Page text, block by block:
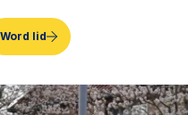
Word lid